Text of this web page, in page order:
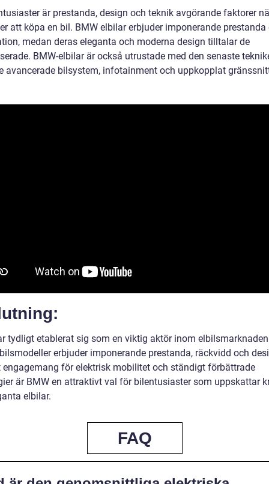
är prestanda, design och teknik avgörande faktorer
att köpa en bil. BMW elbilar erbjuder imponerande prestanda
medan deras eleganta och moderna design tilltalar de
BMW-elbilar är också utrustade med den senaste
avancerade bilsystem, infotainment och uppkopplat
tydligt etablerat sig som en viktig aktör inom
erbjuder imponerande prestanda, räckvidd och
engagemang för elektrisk mobilitet och ständigt förbättrade
är BMW en attraktivt val för bilentusiaster som uppskattar
elbilar.
FAQ